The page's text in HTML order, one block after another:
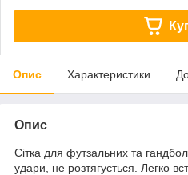
Опис Характеристики
Опис
Сітка для футзальних та
удари, не розтягується. Легко